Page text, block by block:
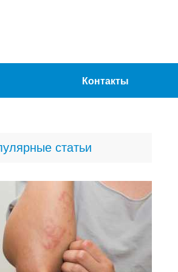
Контакты
статьи